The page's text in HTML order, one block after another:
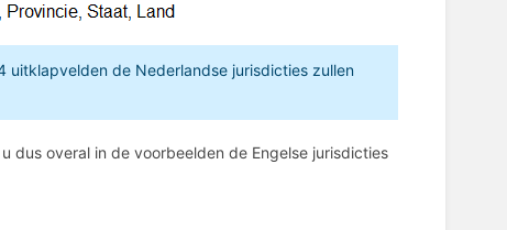
de Nederlandse jurisdicties zullen
dus overal in de voorbeelden de Engelse jurisdicties